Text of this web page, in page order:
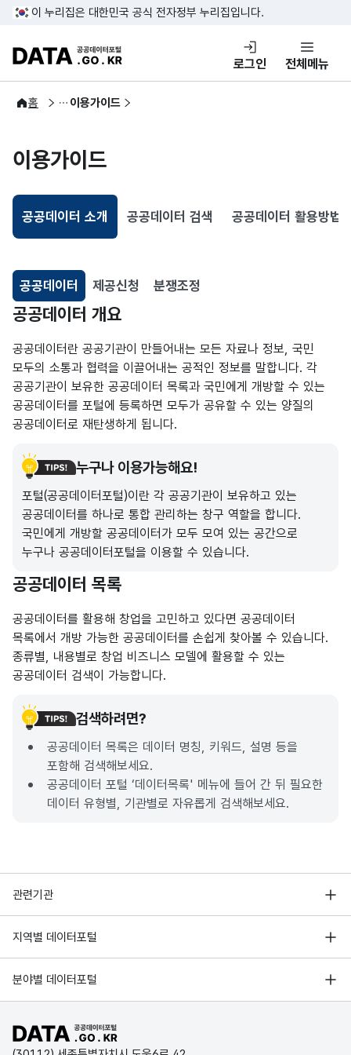
콘텐츠 바로가기
푸터 바로가기
이 누리집은 대한민국 공식 전자정부 누리집입니다.
DATA.GO.KR 공공데이터포털
로그인 전체메뉴
홈
이용안내 이용가이드
이용가이드
공공데이터 소개
선택됨
공공데이터 검색 공공데이터 활용방법
공공데이터
선택됨
제공신청 분쟁조정
공공데이터
공공데이터 개요
공공데이터란 공공기관이 만들어내는 모든 자료나 정보, 국민
모두의 소통과 협력을 이끌어내는 공적인 정보를 말합니다. 각
공공기관이 보유한 공공데이터 목록과 국민에게 개방할 수 있는
공공데이터를 포털에 등록하면 모두가 공유할 수 있는 양질의
공공데이터로 재탄생하게 됩니다.
누구나 이용가능해요!
포털(공공데이터포털)이란 각 공공기관이 보유하고 있는
공공데이터를 하나로 통합 관리하는 창구 역할을 합니다.
국민에게 개방할 공공데이터가 모두 모여 있는 공간으로
누구나 공공데이터포털을 이용할 수 있습니다.
공공데이터 목록
공공데이터를 활용해 창업을 고민하고 있다면 공공데이터
목록에서 개방 가능한 공공데이터를 손쉽게 찾아볼 수 있습니다.
종류별, 내용별로 창업 비즈니스 모델에 활용할 수 있는
공공데이터 검색이 가능합니다.
검색하려면?
공공데이터 목록은 데이터 명칭, 키워드, 설명 등을
포함해 검색해보세요.
공공데이터 포털 ‘데이터목록' 메뉴에 들어 간 뒤 필요한
데이터 유형별, 기관별로 자유롭게 검색해보세요.
관련기관
행정안전부
한국지능정보사회진흥원
국가정보자원관리원
지역별 데이터포털
서울 열린데이터광장
경기데이터드림
D-데이터허브
인천데이터포털
분야별 데이터포털
기상자료개방포털
국토교통부 공간정보오픈플랫폼
환경부 환경데이터포털
공공데이터포털 바로가기